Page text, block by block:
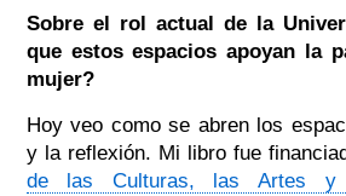
Sobre el rol actual de la
que estos espacios apoyan la
mujer?
Hoy veo como se abren los
y la reflexión. Mi libro fue
de las Culturas, las Artes y